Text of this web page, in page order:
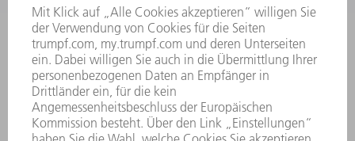
GESCHÄFTSBERICHT
UNTERNEHMENSGRUNDSÄTZE
COMPLIANCE
HINWEISGEBERSYSTEM
SECURITY
PRESSEMITTEILUNGEN
MAGAZINE
LIEFERANTEN